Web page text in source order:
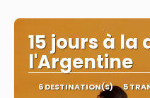
15 jours à la
l'Argentine
6 DESTINATION(S) 5